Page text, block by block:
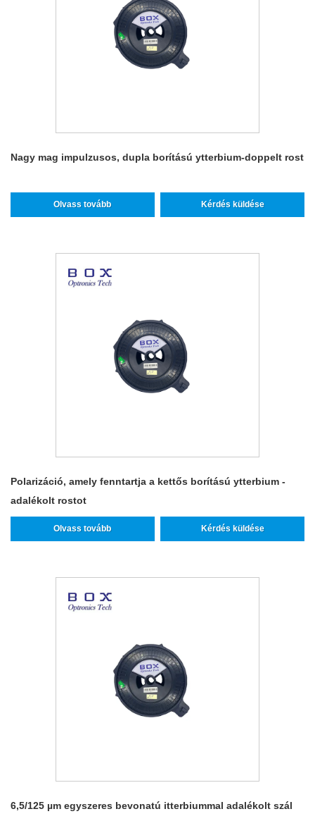
Nagy mag impulzusos, dupla borítású ytterbium-doppelt rost
Olvass tovább Kérdés küldése
Polarizáció, amely fenntartja a kettős borítású ytterbium -
adalékolt rostot
Olvass tovább Kérdés küldése
6,5/125 µm egyszeres bevonatú itterbiummal adalékolt szál